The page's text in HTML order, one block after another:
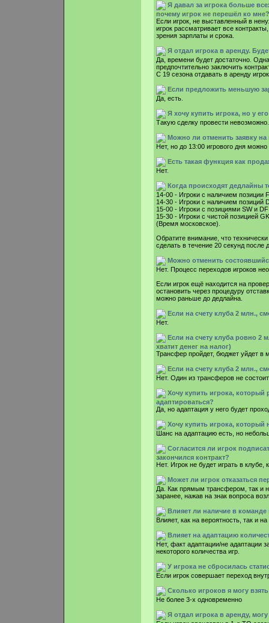
Я давал за игрока больше
почему игрок не перешёл ко мне?
Если игрок, не выставленный в
игрок рассматривает все
зрения зарплаты и срока.
Я отдал игрока в аренду.
Да, времени будет достаточно.
предпочтительно заключить
C 19 сезона отдавать в аренду
Если предложить меньшую
Да, есть.
Я хочу купить игрока, но у
Такую сделку провести невозможно.
Можно ли отменить заявку на
Нет, но до 13:00 игрового дня
Есть такая функция как
Нет.
Когда происходят дедлайны
14-00 - Игроки с наличием позиции
14-30 - Игроки с наличием позиций
15-00 - Игроки с позициями SW и
15-30 - Игроки с чистой позицией
(Время московское).
Обратите внимание, что
сделать в течение 20 секунд после
Можно отменить
Нет. Процесс переходов игроков
Если игрок ещё находится на
остановить через процедуру
можно раньше до дедлайна.
Если на счету клуба 2 млн.,
Нет.
Если на счету клуба ровно 2
хватит денег на налог)
Трансфер пройдет, бюджет уйдет
Если на счету клуба 2 млн.,
Нет. Один из трансферов не
Хочу купить игрока,
адаптироваться?
Да, но адаптация у него будет
Хочу купить игрока, который
Шанс на адаптацию есть, но
Согласится ли игрок
закончился контракт?
Нет. Игрок не будет играть в клубе,
Может ли игрок отказаться
Да. Как прямым трансфером, так и
заранее, нажав на знак вопроса
Влияет ли наличие в команде
Влияет, как на вероятность, так и
Влияет на адаптацию
Нет, факт адаптации/не адаптации
некоторого количества игр.
У игрока не сбросилась
Если игрок совершает переход
Сколько игроков я могу
Не более 3-х одновременно
Я отдал игрока в аренду,